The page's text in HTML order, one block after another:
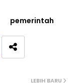
pemerintah
LEBIH BARU